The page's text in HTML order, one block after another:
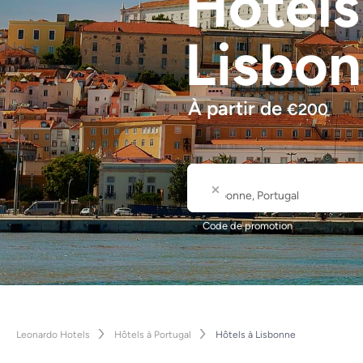
À partir de€200
Nom de la ville ou de l'hôtel
Code de promotion
Leonardo Hotels Hôtels à Portugal Hôtels à Lisbonne